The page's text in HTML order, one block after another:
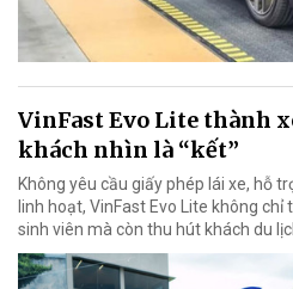
VinFast Evo Lite thành
khách nhìn là “kết”
Không yêu cầu giấy phép lái xe, hỗ
linh hoạt, VinFast Evo Lite không
sinh viên mà còn thu hút khách du